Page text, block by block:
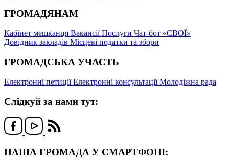
ГРОМАДЯНАМ
Кабінет мешканця ВакансіїПослуги Чат-бот «СВОЇ»
Довідник закладів Місцеві податки та збори
ГРОМАДСЬКА УЧАСТЬ
Електронні петиціїЕлектронні консультаціїМолодіжна рада
Слідкуй за нами тут:
НАША ГРОМАДА У СМАРТФОНІ: